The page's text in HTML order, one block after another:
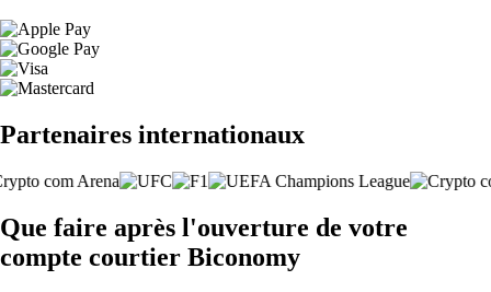
Partenaires internationaux
Que faire après l'ouverture de votre
compte courtier Biconomy